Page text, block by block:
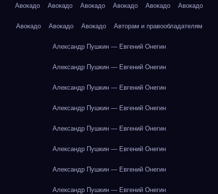
Авокадо Авокадо Авокадо Авокадо Авокадо Авокадо
Авокадо Авокадо Авокадо Авторам и правообладателям
Александр Пушкин — Евгений Онегин
Александр Пушкин — Евгений Онегин
Александр Пушкин — Евгений Онегин
Александр Пушкин — Евгений Онегин
Александр Пушкин — Евгений Онегин
Александр Пушкин — Евгений Онегин
Александр Пушкин — Евгений Онегин
Александр Пушкин — Евгений Онегин